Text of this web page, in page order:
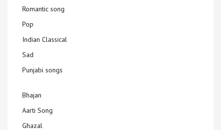
Romantic song
Pop
Indian Classical
Sad
Punjabi songs
Bhajan
Aarti Song
Ghazal